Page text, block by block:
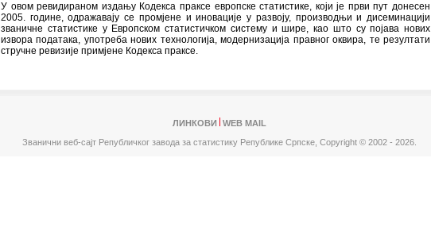
У овом ревидираном издању Кодекса праксе европске статистике, који је први пут донесен
2005. године, одражавају се промјене и иновације у развоју, производњи и дисеминацији
званичне статистике у Европском статистичком систему и шире, као што су појава нових
извора података, употреба нових технологија, модернизација правног оквира, те резултати
стручне ревизије примјене Кодекса праксе.
ЛИНКОВИ
WEB MAIL
Званични веб-сајт Републичког завода за статистику Републике Српске, Copyright © 2002 - 2026.